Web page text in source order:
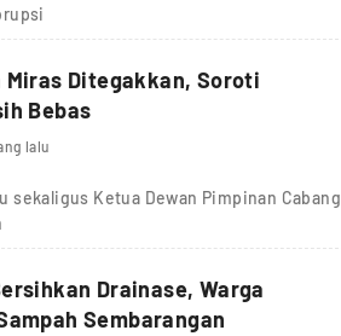
Miras Ditegakkan, Soroti
Bebas
lalu
sekaligus Ketua Dewan Pimpinan Cabang
Drainase, Warga
Sembarangan